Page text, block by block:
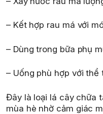
– Kết hợp rau má với
– Dùng trong bữa phụ
– Uống phù hợp với thể
Đây là loại lá cây chữa
mùa hè nhờ cảm giác